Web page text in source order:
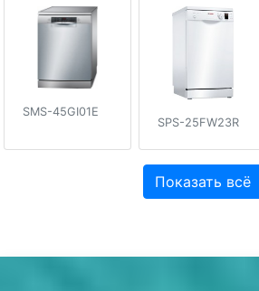
SMS-45GI01E
SPS-25FW23R
Показать всё